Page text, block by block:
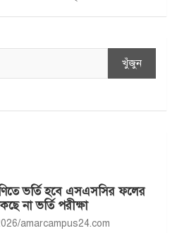
খুঁজুন
ভর্তি হবে এসএসসির ফলের
না ভর্তি পরীক্ষা
amarcampus24.com